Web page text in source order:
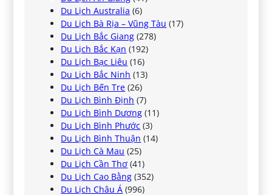
Du Lịch Australia (6)
Du Lịch Bà Rịa – Vũng Tàu (17)
Du Lịch Bắc Giang (278)
Du Lịch Bắc Kạn (192)
Du Lịch Bạc Liêu (16)
Du Lịch Bắc Ninh (13)
Du Lịch Bến Tre (26)
Du Lịch Bình Định (7)
Du Lịch Bình Dương (11)
Du Lịch Bình Phước (3)
Du Lịch Bình Thuận (14)
Du Lịch Cà Mau (25)
Du Lịch Cần Thơ (41)
Du Lịch Cao Bằng (352)
Du Lịch Châu Á (996)